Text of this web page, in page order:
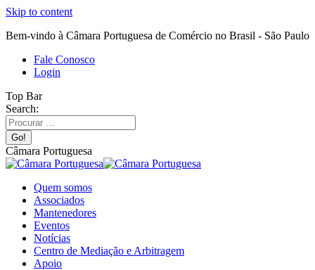
Skip to content
Bem-vindo à Câmara Portuguesa de Comércio no Brasil - São Paulo
Fale Conosco
Login
Top Bar
Search:
Câmara Portuguesa
Quem somos
Associados
Mantenedores
Eventos
Notícias
Centro de Mediação e Arbitragem
Apoio